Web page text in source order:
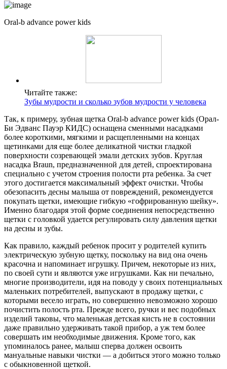
Oral-b advance power kids
Читайте также:
Зубы мудрости и сколько зубов мудрости у человека
Так, к примеру, зубная щетка Oral-b advance power kids (Орал-
Би Эдванс Пауэр КИДС) оснащена сменными насадками
более короткими, мягкими и расщепленными на концах
щетинками для еще более деликатной чистки гладкой
поверхности созревающей эмали детских зубов. Круглая
насадка Braun, предназначенной для детей, спроектирована
специально с учетом строения полости рта ребенка. За счет
этого достигается максимальный эффект очистки. Чтобы
обезопасить десны малыша от повреждений, рекомендуется
покупать щетки, имеющие гибкую «гофрированную шейку».
Именно благодаря этой форме соединения непосредственно
щетки с головкой удается регулировать силу давления щетки
на десны и зубы.
Как правило, каждый ребенок просит у родителей купить
электрическую зубную щетку, поскольку на вид она очень
красочна и напоминает игрушку. Причем, некоторые из них,
по своей сути и являются уже игрушками. Как ни печально,
многие производители, идя на поводу у своих потенциальных
маленьких потребителей, выпускают в продажу щетки, с
которыми весело играть, но совершенно невозможно хорошо
почистить полость рта. Прежде всего, ручки и вес подобных
изделий таковы, что маленькая детская кисть не в состоянии
даже правильно удерживать такой прибор, а уж тем более
совершать им необходимые движения. Кроме того, как
упоминалось ранее, малыш сперва должен освоить
мануальные навыки чистки — а добиться этого можно только
с обыкновенной щеткой.